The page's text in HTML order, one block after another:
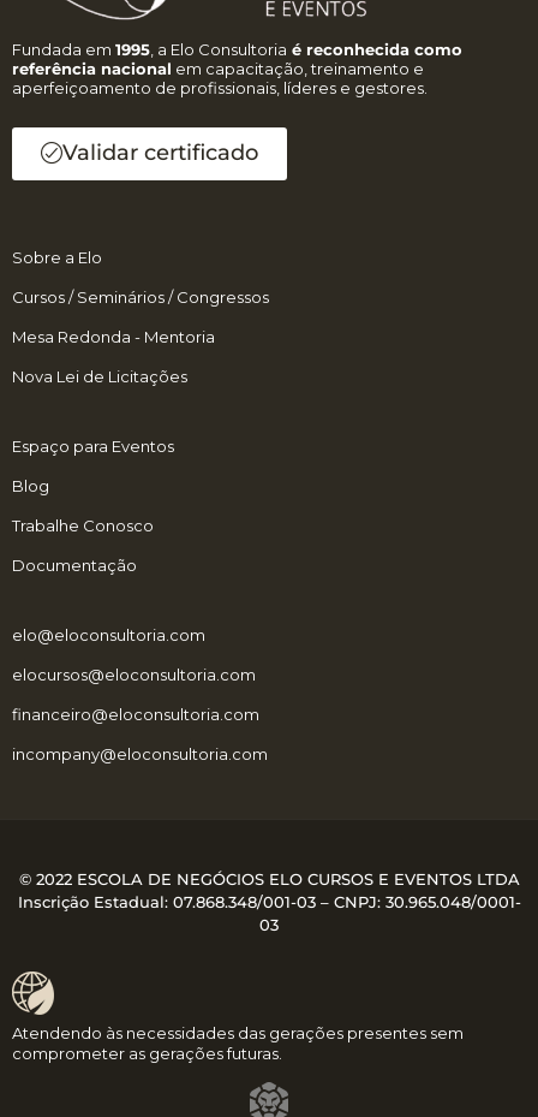
Fundada em 1995, a Elo Consultoria é reconhecida como
referência nacional em capacitação, treinamento e
aperfeiçoamento de profissionais, líderes e gestores.
Validar certificado
Sobre a Elo
Cursos / Seminários / Congressos
Mesa Redonda - Mentoria
Nova Lei de Licitações
Espaço para Eventos
Blog
Trabalhe Conosco
Documentação
elo@eloconsultoria.com
elocursos@eloconsultoria.com
financeiro@eloconsultoria.com
incompany@eloconsultoria.com
© 2022 ESCOLA DE NEGÓCIOS ELO CURSOS E EVENTOS LTDA
Inscrição Estadual: 07.868.348/001-03 – CNPJ: 30.965.048/0001-
03
Atendendo às necessidades das gerações presentes sem
comprometer as gerações futuras.